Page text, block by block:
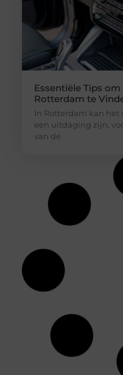
Essentiële Tips
Rotterdam te
In Rotterdam kan
een uitdaging zijn,
van de
de juiste
Je loopt een
de hoeveelheid
overweldigend. Het